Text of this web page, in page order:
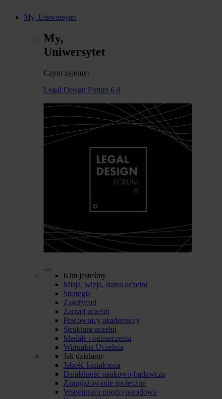
My, Uniwersytet
My,
Uniwersytet
Czym żyjemy:
Legal Design Forum 6.0
Kim jesteśmy
Misja, wizja, status uczelni
Strategia
Założyciel
Zarząd uczelni
Pracownicy akademiccy
Struktura uczelni
Medale i odznaczenia
Wirtualna Uczelnia
Jak działamy
Jakość kształcenia
Działalność naukowo-badawcza
Zaangażowanie społeczne
Współpraca międzynarodowa